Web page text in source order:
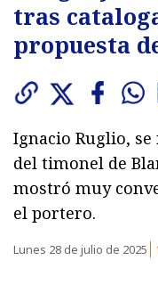
tras
propuesta
Ignacio Ruglio,
del timonel de
mostró muy
el portero.
Lunes 28 de julio de 2025